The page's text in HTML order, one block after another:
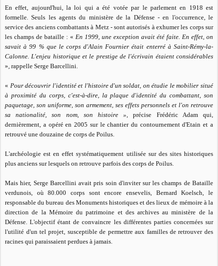
En effet, aujourd'hui, la loi qui a été votée par le parlement en 1918 est
formelle. Seuls les agents du ministère de la Défense - en l'occurrence, le
service des anciens combattants à Metz - sont autorisés à exhumer les corps sur
les champs de bataille : «En 1999, une exception avait été faite. En effet, on
savait à 99 % que le corps d'Alain Fournier était enterré à Saint-Rémy-la-
Calonne. L'enjeu historique et le prestige de l'écrivain étaient considérables
», rappelle Serge Barcellini.
« Pour découvrir l'identité et l'histoire d'un soldat, on étudie le mobilier situé
à proximité du corps, c'est-à-dire, la plaque d'identité du combattant, son
paquetage, son uniforme, son armement, ses effets personnels et l'on retrouve
sa nationalité, son nom, son histoire », précise Frédéric Adam qui,
dernièrement, a opéré en 2005 sur le chantier du contournement d'Etain et a
retrouvé une douzaine de corps de Poilus.
L'archéologie est en effet systématiquement utilisée sur des sites historiques
plus anciens sur lesquels on retrouve parfois des corps de Poilus.
Mais hier, Serge Barcellini avait pris soin d'inviter sur les champs de Bataille
verdunois, où 80.000 corps sont encore ensevelis, Bernard Koelsch, le
responsable du bureau des Monuments historiques et des lieux de mémoire à la
direction de la Mémoire du patrimoine et des archives au ministère de la
Défense. L'objectif étant de convaincre les différentes parties concernées sur
l'utilité d'un tel projet, susceptible de permettre aux familles de retrouver des
racines qui paraissaient perdues à jamais.